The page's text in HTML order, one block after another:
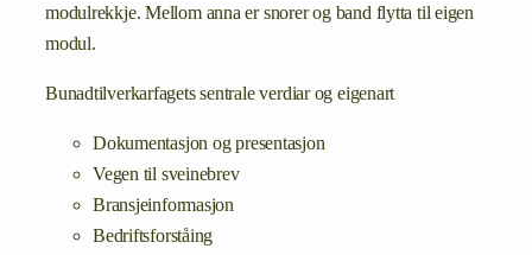
modulrekkje. Mellom anna er snorer og band flytta til eigen
modul.
Bunadtilverkarfagets sentrale verdiar og eigenart
Dokumentasjon og presentasjon
Vegen til sveinebrev
Bransjeinformasjon
Bedriftsforståing